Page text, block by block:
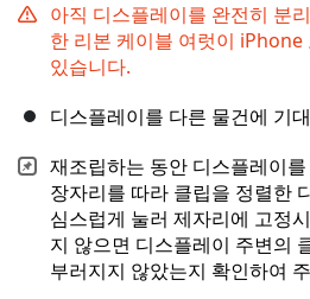
아직 디스플레이를 완전히 분
한 리본 케이블 여럿이 iPhone
있습니다.
디스플레이를 다른 물건에 기
재조립하는 동안 디스플레이
장자리를 따라 클립을 정렬한
심스럽게 눌러 제자리에 고정
지 않으면 디스플레이 주변의
부러지지 않았는지 확인하여